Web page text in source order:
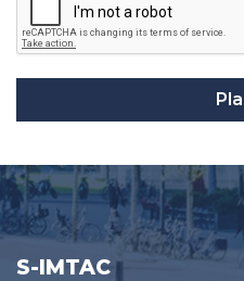
S-IMTAC